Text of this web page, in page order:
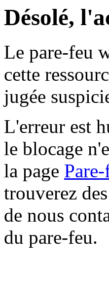
Désolé,
Le pare-feu
cette
jugée
L'erreur est
le blocage
la page
trouverez
de nous
du pare-feu.